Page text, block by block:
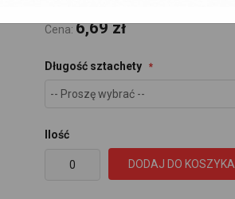
Cena: 6,69 zł
Długość sztachety
Ilość
DODAJ DO KOSZYKA